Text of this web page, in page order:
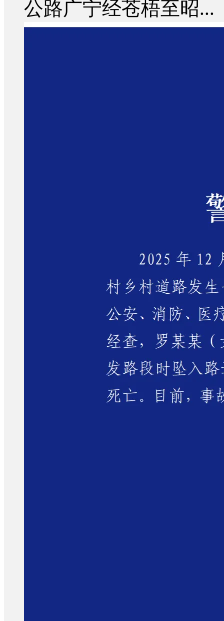
公路广宁经苍梧至昭...